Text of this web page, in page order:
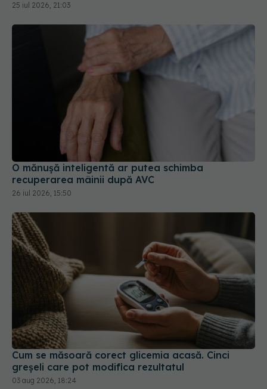
25 iul 2026, 21:03
O mănușă inteligentă ar putea schimba
recuperarea mâinii după AVC
26 iul 2026, 15:50
Cum se măsoară corect glicemia acasă. Cinci
greșeli care pot modifica rezultatul
03 aug 2026, 18:24